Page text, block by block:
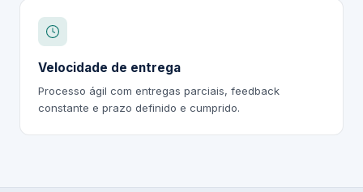
Velocidade de entrega
Processo ágil com entregas parciais, feedback
constante e prazo definido e cumprido.